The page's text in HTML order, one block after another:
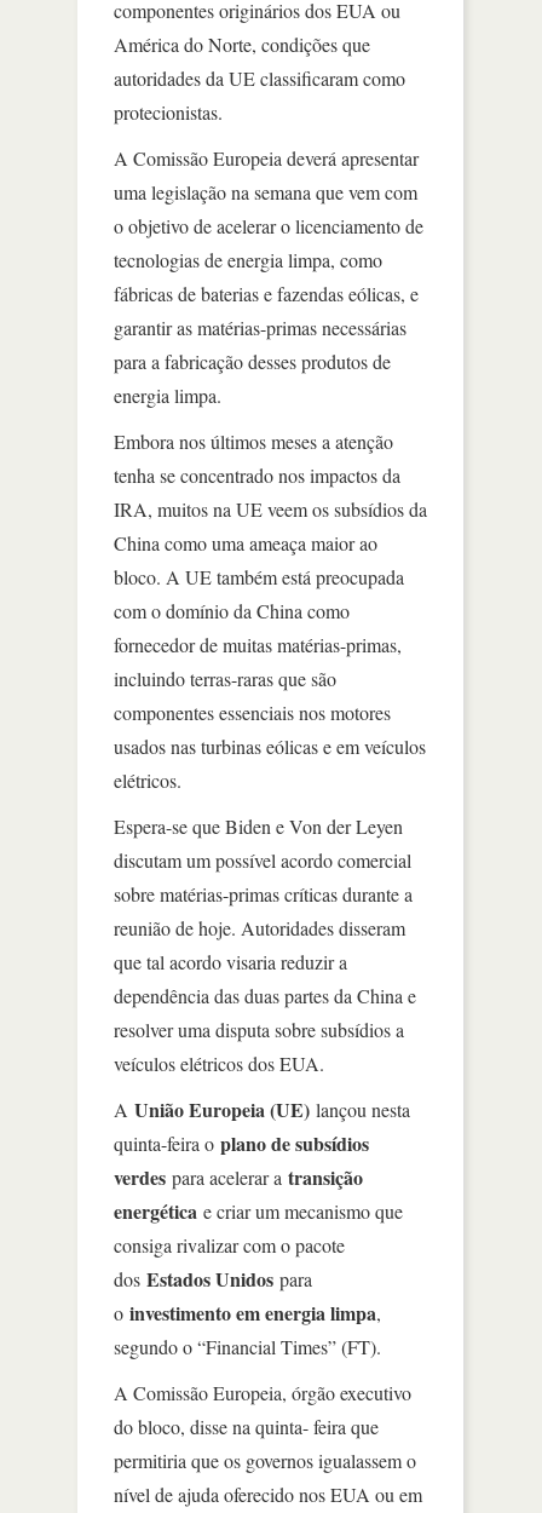
componentes originários dos EUA ou
América do Norte, condições que
autoridades da UE classificaram como
protecionistas.
A Comissão Europeia deverá apresentar
uma legislação na semana que vem com
o objetivo de acelerar o licenciamento de
tecnologias de energia limpa, como
fábricas de baterias e fazendas eólicas, e
garantir as matérias-primas necessárias
para a fabricação desses produtos de
energia limpa.
Embora nos últimos meses a atenção
tenha se concentrado nos impactos da
IRA, muitos na UE veem os subsídios da
China como uma ameaça maior ao
bloco. A UE também está preocupada
com o domínio da China como
fornecedor de muitas matérias-primas,
incluindo terras-raras que são
componentes essenciais nos motores
usados nas turbinas eólicas e em veículos
elétricos.
Espera-se que Biden e Von der Leyen
discutam um possível acordo comercial
sobre matérias-primas críticas durante a
reunião de hoje. Autoridades disseram
que tal acordo visaria reduzir a
dependência das duas partes da China e
resolver uma disputa sobre subsídios a
veículos elétricos dos EUA.
A União Europeia (UE) lançou nesta
quinta-feira o plano de subsídios
verdes para acelerar a transição
energética e criar um mecanismo que
consiga rivalizar com o pacote
dos Estados Unidos para
o investimento em energia limpa,
segundo o “Financial Times” (FT).
A Comissão Europeia, órgão executivo
do bloco, disse na quinta- feira que
permitiria que os governos igualassem o
nível de ajuda oferecido nos EUA ou em